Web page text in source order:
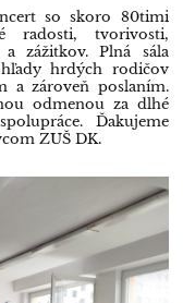
so skoro 80timi
radosti, tvorivosti,
a zážitkov. Plná sála
hrdých rodičov
a zároveň poslaním.
odmenou za dlhé
Ďakujeme
ZUŠ DK.